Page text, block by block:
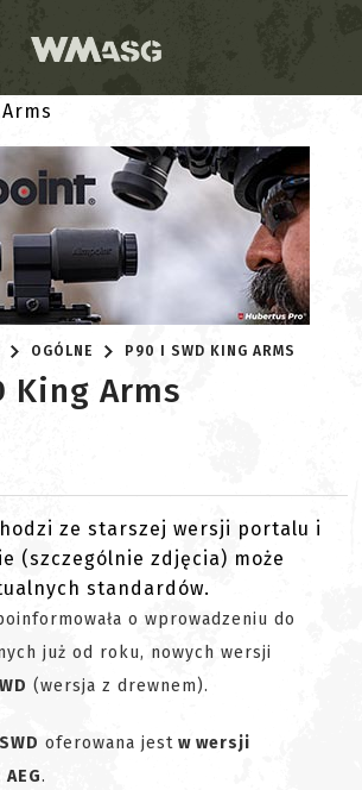
OGÓLNE P90 I SWD KING ARMS
King Arms
ze starszej wersji portalu i
(szczególnie zdjęcia) może
standardów.
o wprowadzeniu do
już od roku, nowych wersji
(wersja z drewnem).
SWD oferowana jest w wersji
.